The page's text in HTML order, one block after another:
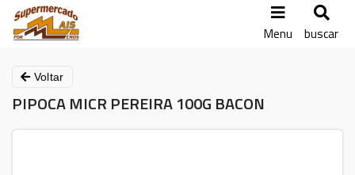
Menu buscar
Voltar
PIPOCA MICR PEREIRA 100G BACON